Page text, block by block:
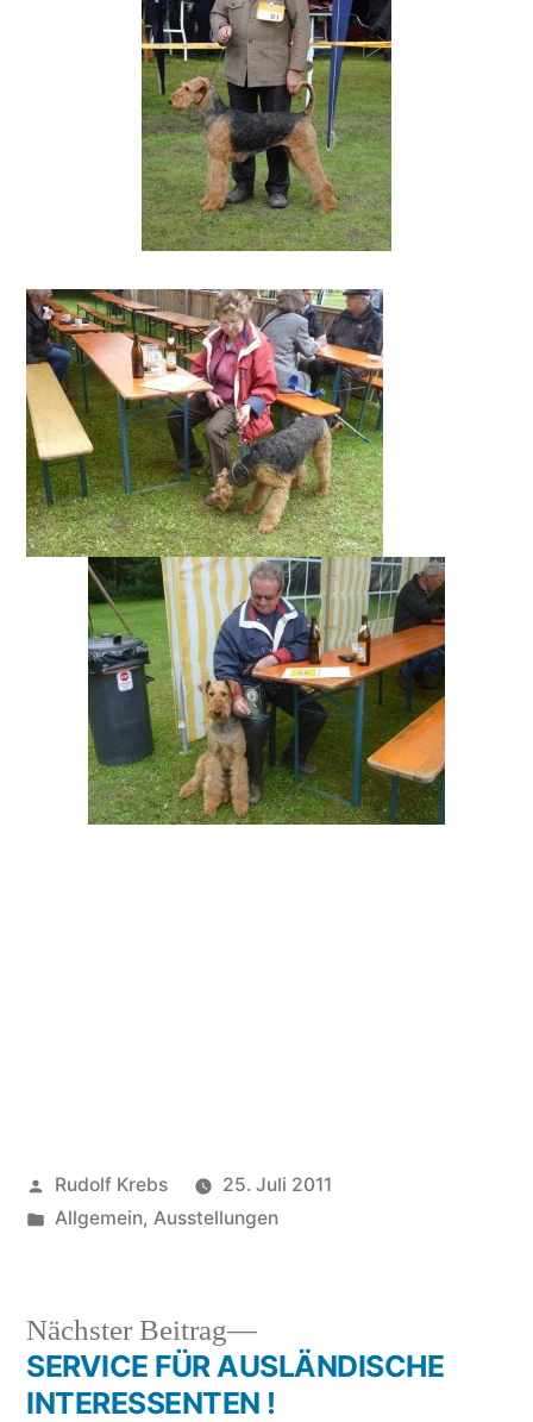
Veröffentlicht
von
Rudolf Krebs
25. Juli 2011
Veröffentlicht
Allgemein, Ausstellungen
Beitragsnavigation
Nächster Beitrag
Nächster
Beitrag:
SERVICE FÜR AUSLÄNDISCHE
INTERESSENTEN !